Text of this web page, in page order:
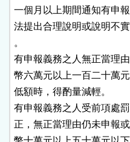
一個月以上期間通知有申
法提出合理說明或說明不
。
有申報義務之人無正當理
幣六萬元以上一百二十萬
低額時，得酌量減輕。
有申報義務之人受前項處
正，無正當理由仍未申報